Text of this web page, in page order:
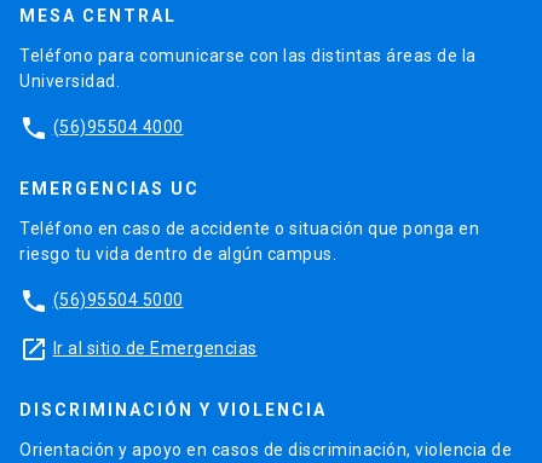
MESA CENTRAL
Teléfono para comunicarse con las distintas áreas de la
Universidad.
phone (56)95504 4000
EMERGENCIAS UC
Teléfono en caso de accidente o situación que ponga en
riesgo tu vida dentro de algún campus.
phone (56)95504 5000
launch Ir al sitio de Emergencias
DISCRIMINACIÓN Y VIOLENCIA
Orientación y apoyo en casos de discriminación, violencia de